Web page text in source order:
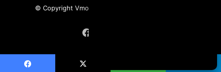
© Copyright Vmotor TI 2026, All Rights Reserved